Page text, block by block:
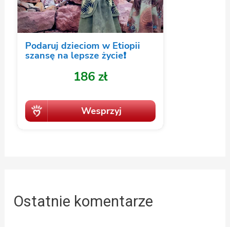
Ostatnie komentarze